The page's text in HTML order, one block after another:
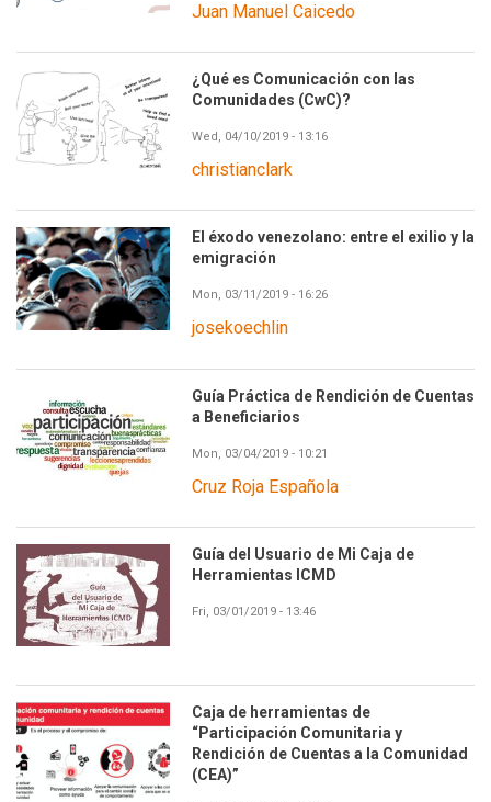
Juan Manuel Caicedo
¿Qué es Comunicación con las
Comunidades (CwC)?
Wed, 04/10/2019 - 13:16
christianclark
El éxodo venezolano: entre el exilio y la
emigración
Mon, 03/11/2019 - 16:26
josekoechlin
Guía Práctica de Rendición de Cuentas
a Beneficiarios
Mon, 03/04/2019 - 10:21
Cruz Roja Española
Guía del Usuario de Mi Caja de
Herramientas ICMD
Fri, 03/01/2019 - 13:46
Caja de herramientas de
“Participación Comunitaria y
Rendición de Cuentas a la Comunidad
(CEA)”